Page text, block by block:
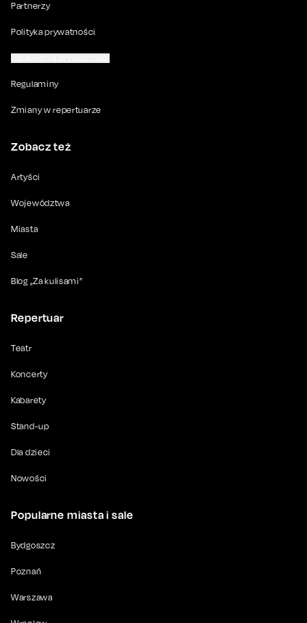
Partnerzy
Polityka prywatności
Regulaminy
Zmiany w repertuarze
Zobacz też
Artyści
Województwa
Miasta
Sale
Blog „Za kulisami”
Repertuar
Teatr
Koncerty
Kabarety
Stand-up
Dla dzieci
Nowości
Popularne miasta i sale
Bydgoszcz
Poznań
Warszawa